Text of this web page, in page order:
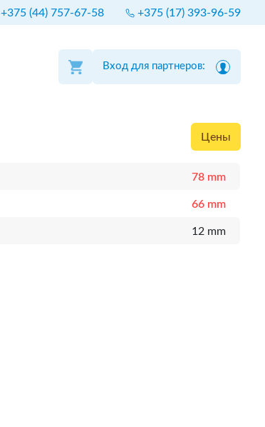
+375 (44) 757-67-58 +375 (17) 393-96-59
Вход для партнеров:
Цены
78 mm
66 mm
12 mm